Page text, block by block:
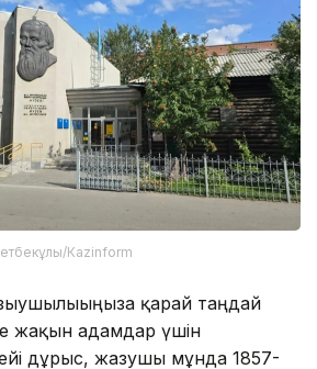
Кazinform
қарай таңдай
жақын адамдар үшін
дұрыс, жазушы мұнда 1857-